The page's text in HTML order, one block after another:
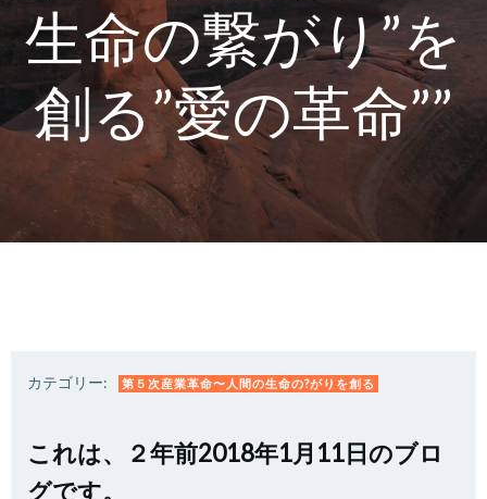
生命の繋がり”を
創る”愛の革命””
カテゴリー: 第５次産業革命〜人間の生命の?がりを創る
これは、２年前2018年1月11日のブロ
グです。